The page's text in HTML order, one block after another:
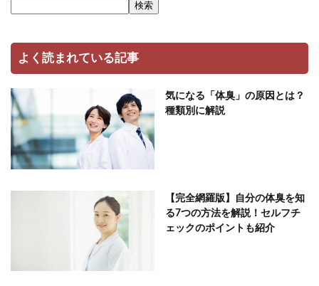
検索
よく読まれている記事
気になる「体臭」の原因とは？
種類別に解説
【完全網羅版】自分の体臭を知
る7つの方法を解説！セルフチ
ェックのポイントも紹介